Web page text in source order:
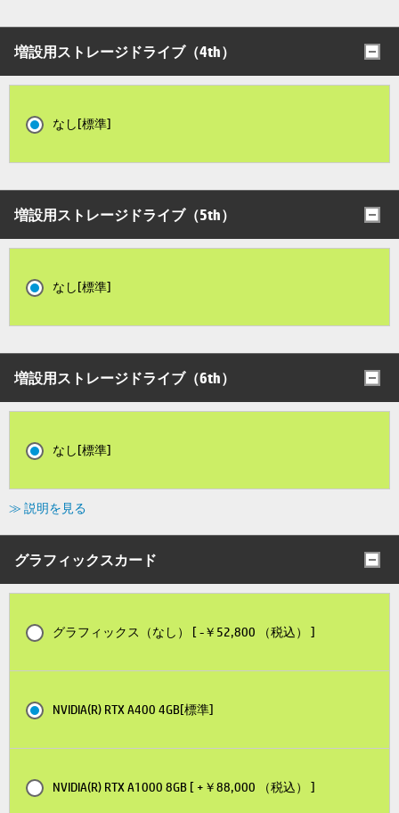
増設用ストレージドライブ（4th）
なし[標準]
増設用ストレージドライブ（5th）
なし[標準]
増設用ストレージドライブ（6th）
なし[標準]
≫ 説明を見る
グラフィックスカード
グラフィックス（なし） [ -￥52,800 （税込） ]
NVIDIA(R) RTX A400 4GB[標準]
NVIDIA(R) RTX A1000 8GB [ +￥88,000 （税込） ]